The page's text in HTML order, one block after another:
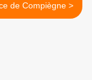
dInstance de Compiègne >